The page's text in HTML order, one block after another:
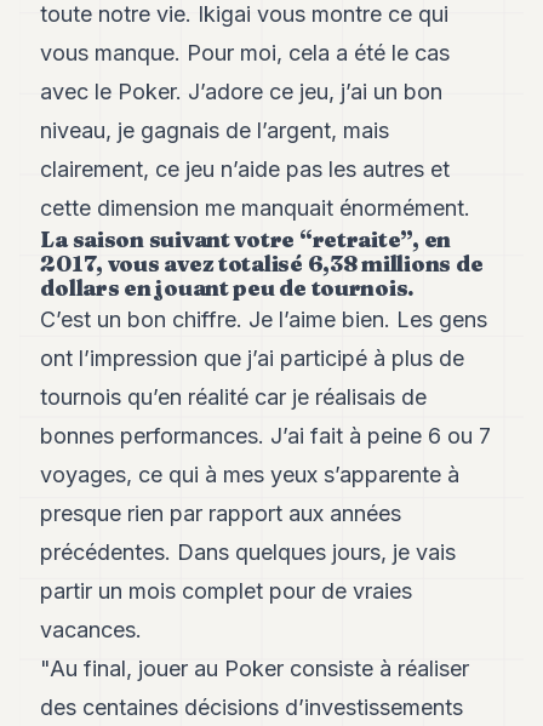
Andy
18
16
Andy
15
Andy
Andy
13
Andy
12
Andy
Andy
9
8
Andy
7
Andy
Andy
5
toute notre vie. Ikigai vous montre ce qui
vous manque. Pour moi, cela a été le cas
avec le Poker. J’adore ce jeu, j’ai un bon
niveau, je gagnais de l’argent, mais
clairement, ce jeu n’aide pas les autres et
cette dimension me manquait énormément.
La saison suivant votre “retraite”, en
2017, vous avez totalisé 6,38 millions de
dollars en jouant peu de tournois.
C’est un bon chiffre. Je l’aime bien. Les gens
ont l’impression que j’ai participé à plus de
tournois qu’en réalité car je réalisais de
bonnes performances. J’ai fait à peine 6 ou 7
voyages, ce qui à mes yeux s’apparente à
presque rien par rapport aux années
précédentes. Dans quelques jours, je vais
partir un mois complet pour de vraies
vacances.
"Au final, jouer au Poker consiste à réaliser
des centaines décisions d’investissements